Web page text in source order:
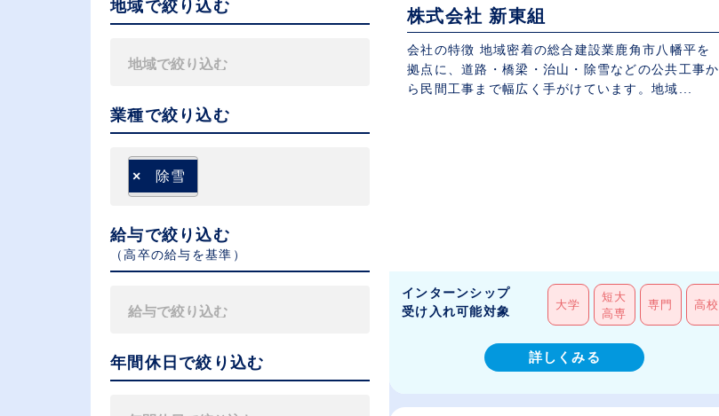
地域で絞り込む
業種で絞り込む
× 除雪
給与で絞り込む
（⾼卒の給与を基準）
年間休日で絞り込む
株式会社 新東組
会社の特徴 地域密着の総合建設業鹿角市八幡平を
拠点に、道路・橋梁・治山・除雪などの公共工事か
ら民間工事まで幅広く手がけています。地域...
インターンシップ
受け入れ可能対象
大学
短大
高専
専門 高校
詳しくみる